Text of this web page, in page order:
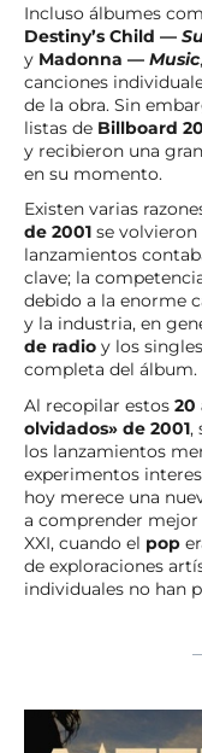
Incluso álbumes
Destiny’s Child —
y Madonna — Music
canciones
de la obra. Sin
listas de Billboard
y recibieron una
en su momento.
Existen varias
de 2001 se
lanzamientos
clave; la
debido a la enorme
y la industria, en
de radio y los
completa del álbum.
Al recopilar estos 20
olvidados» de 2001,
los lanzamientos
experimentos
hoy merece una
a comprender
XXI, cuando el pop
de exploraciones
individuales no han